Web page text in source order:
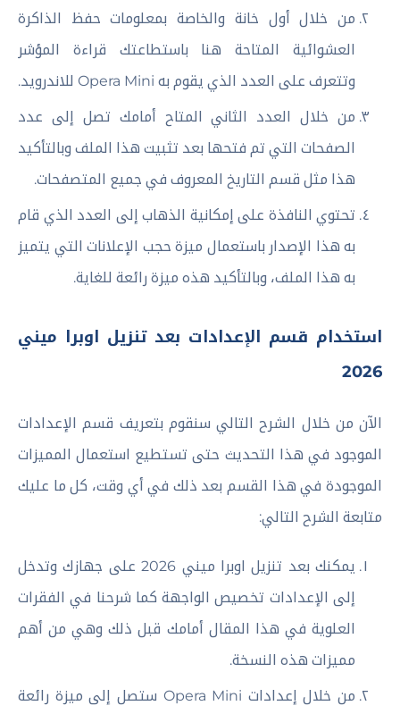
من خلال أول خانة والخاصة بمعلومات حفظ الذاكرة
العشوائية المتاحة هنا باستطاعتك قراءة المؤشر
وتتعرف على العدد الذي يقوم به Opera Mini للاندرويد.
من خلال العدد الثاني المتاح أمامك تصل إلى عدد
الصفحات التي تم فتحها بعد تثبيت هذا الملف وبالتأكيد
هذا مثل قسم التاريخ المعروف في جميع المتصفحات.
تحتوي النافذة على إمكانية الذهاب إلى العدد الذي قام
به هذا الإصدار باستعمال ميزة حجب الإعلانات التي يتميز
به هذا الملف، وبالتأكيد هذه ميزة رائعة للغاية.
استخدام قسم الإعدادات بعد تنزيل اوبرا ميني
2026
الآن من خلال الشرح التالي سنقوم بتعريف قسم الإعدادات
الموجود في هذا التحديث حتى تستطيع استعمال المميزات
الموجودة في هذا القسم بعد ذلك في أي وقت، كل ما عليك
متابعة الشرح التالي:
يمكنك بعد تنزيل اوبرا ميني 2026 على جهازك وتدخل
إلى الإعدادات تخصيص الواجهة كما شرحنا في الفقرات
العلوية في هذا المقال أمامك قبل ذلك وهي من أهم
مميزات هذه النسخة.
من خلال إعدادات Opera Mini ستصل إلى ميزة رائعة